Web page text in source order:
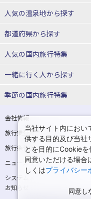
東北
青森県
宮城県
山形県
関東
埼玉県
茨城県
北陸
北海道ホテル・旅館
青森県ホテル・旅館
宮城県ホテル・旅館
山形県ホテル・旅館
東京都ホテル・旅館
埼玉県ホテル・旅館
茨城県ホテル・旅館
群馬県ホテル・旅館
人気の温泉地から探す
北海道
湯の川温泉(北海道)
十勝川温泉(北海道)
洞爺湖温泉(北海道)
層雲峡温泉(北海道)
東北
花巻温泉(岩手)
かみのやま温泉(山形)
秋保温泉(宮城)
都道府県から探す
北海道旅行・ツアー
東北
青森旅行・ツアー
宮城旅行・ツアー
山形旅行・ツアー
東京旅行・ツアー
人気の国内旅行特集
東京ディズニーリゾート®への
一緒に行く人から探す
一人旅 国内版
カップル・夫婦旅行 国内版
卒業旅行・学生旅行 国内版
季節の国内旅行特集
桜・お花見特集
夏休み・お盆の国内旅行
8月の国内旅行
10月の国内旅行
会社情報
旅行業登録票・約款
旅行条件書
ニュースリリース
システムメンテナンスの
お知らせ
当社サイト内におい
供する目的及び当社
とを目的にCookie
同意いただける場合
しくはプライバシー
同意し